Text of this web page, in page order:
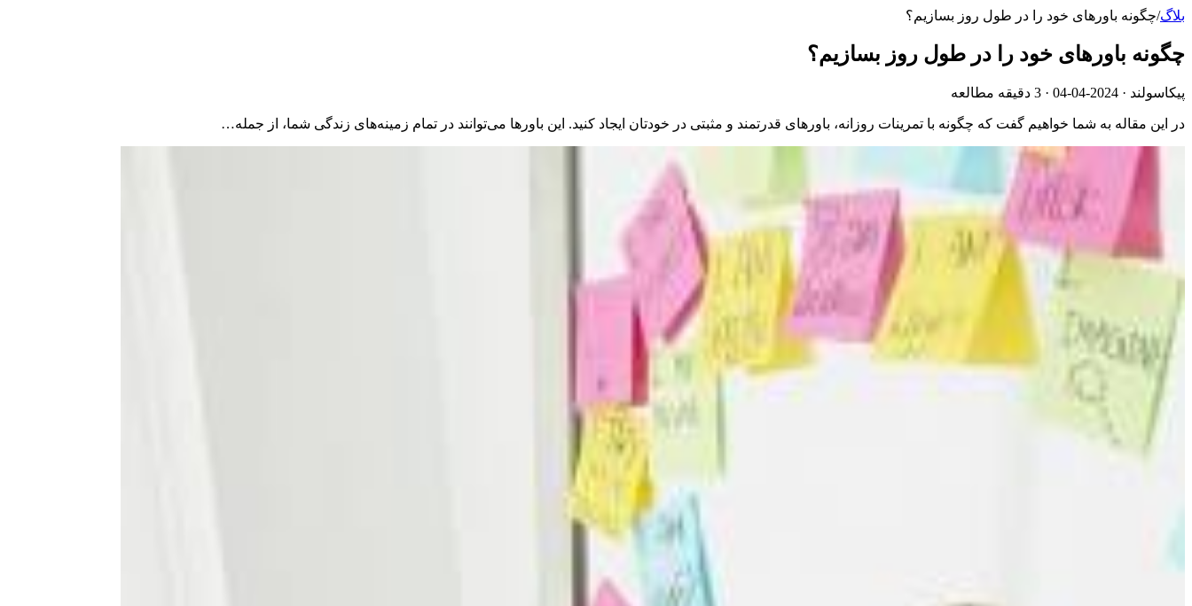
بلاگ/چگونه باورهای خود را در طول روز بسازیم؟
چگونه باورهای خود را در طول روز بسازیم؟
پیکاسولند · 2024-04-04 · 3 دقیقه مطالعه
در این مقاله به شما خواهیم گفت که چگونه با تمرینات روزانه، باورهای قدرتمند و مثبتی در خودتان ایجاد کنید. این باورها می‌توانند در تمام زمینه‌های زندگی شما، از جمله…